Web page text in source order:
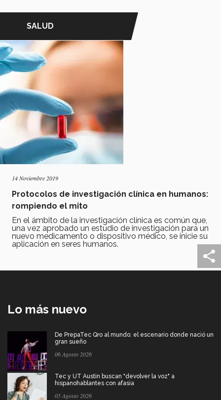
SALUD
14 Noviembre 2019
Protocolos de investigación clínica en humanos:
rompiendo el mito
En el ámbito de la investigación clínica es común que,
una vez aprobado un estudio de investigación para un
nuevo medicamento o dispositivo médico, se inicie su
aplicación en seres humanos.
Lo más nuevo
De PrepaTec Qro al mundo: el escenario donde nació un
gran sueño
06 Agosto 2026
Tec y UT Austin buscan "devolver la voz" a
hispanohablantes con afasia
05 Agosto 2026